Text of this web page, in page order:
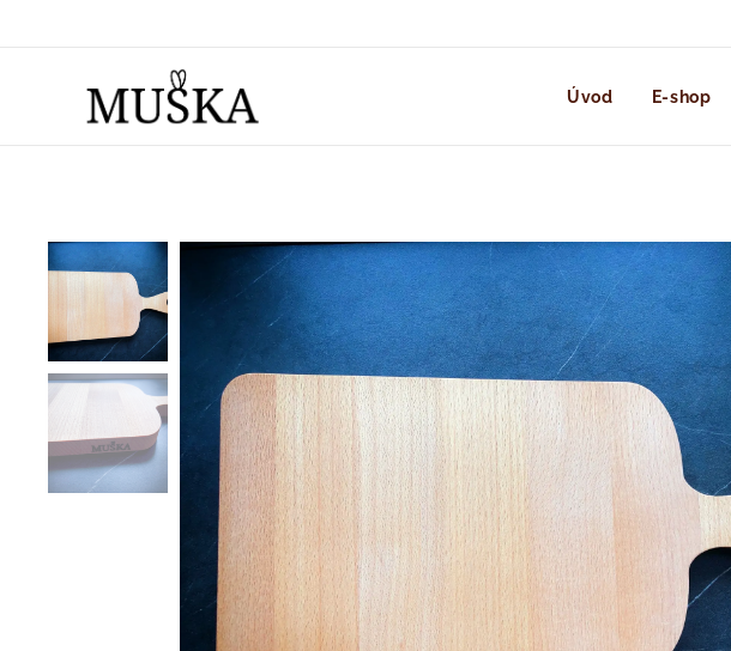
Úvod E-shop